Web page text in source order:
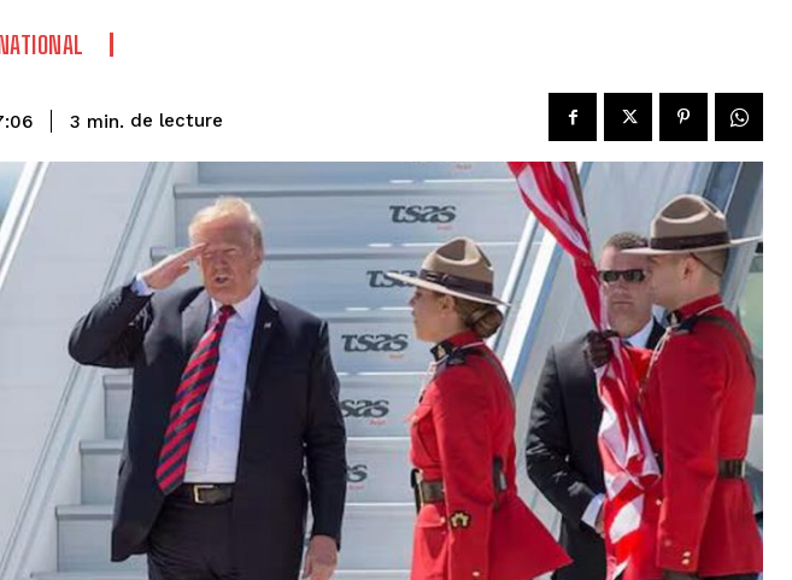
3 min. de lecture